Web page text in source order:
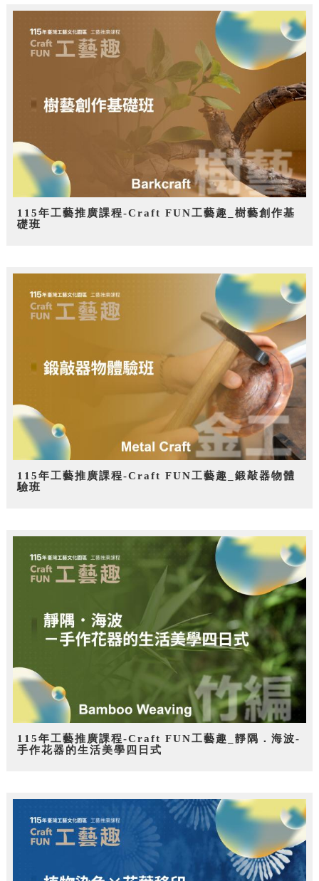
115年工藝推廣課程-Craft FUN工藝趣_樹藝創作基
礎班
115年工藝推廣課程-Craft FUN工藝趣_鍛敲器物體
驗班
115年工藝推廣課程-Craft FUN工藝趣_靜隅．海波-
手作花器的生活美學四日式